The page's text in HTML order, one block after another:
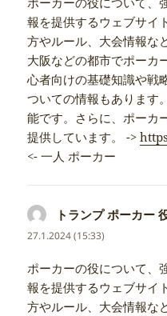
報を提供するウェブサイ
方やルール、大会情報な
大阪などの都市でポーカ
心者向けの基礎知識や戦
ついての情報もあります
能です。さらに、ポーカ
提供しています。 ->
<- 一人 ポーカー
トランプ ポーカー
27.1.2024 (15:33)
ポーカーの役について、
報を提供するウェブサイ
方やルール、大会情報な